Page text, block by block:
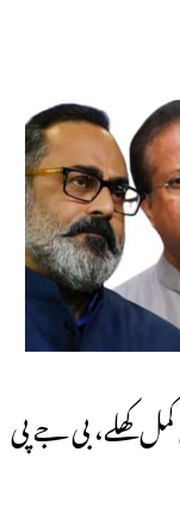
کھلے، بی جے پی